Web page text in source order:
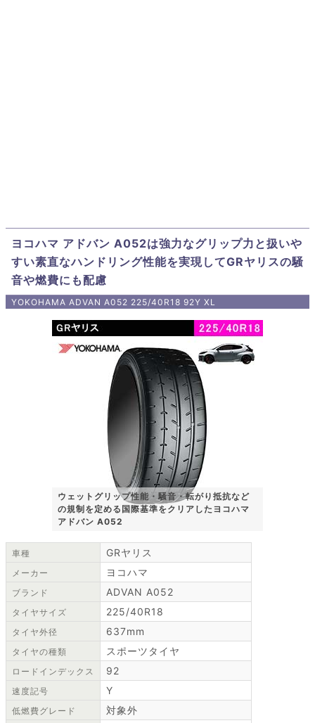
ヨコハマ アドバン A052は強力なグリップ力と扱いや
すい素直なハンドリング性能を実現してGRヤリスの騒
音や燃費にも配慮
YOKOHAMA ADVAN A052 225/40R18 92Y XL
ウェットグリップ性能・騒音・転がり抵抗など
の規制を定める国際基準をクリアしたヨコハマ
アドバン A052
車種 GRヤリス
メーカー ヨコハマ
ブランド ADVAN A052
タイヤサイズ 225/40R18
タイヤ外径 637mm
タイヤの種類 スポーツタイヤ
ロードインデックス 92
速度記号 Y
低燃費グレード 対象外